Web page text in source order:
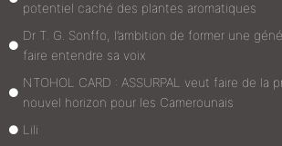
potentiel caché des plantes aromatiques
Dr T. G. Sonffo, l’ambition de former une
faire entendre sa voix
NTOHOL CARD : ASSURPAL veut faire de la
nouvel horizon pour les Camerounais
Lili